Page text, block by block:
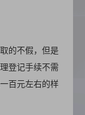
的不假，但是
登记手续不需
百元左右的样